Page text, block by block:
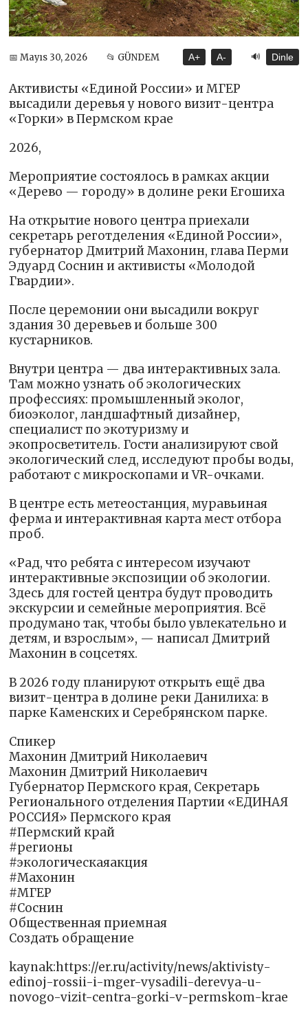
📅 Mayıs 30, 2026 📂 GÜNDEM A+ A- 🔊 Dinle
Активисты «Единой России» и МГЕР
высадили деревья у нового визит-центра
«Горки» в Пермском крае
2026,
Мероприятие состоялось в рамках акции
«Дерево — городу» в долине реки Егошиха
На открытие нового центра приехали
секретарь реготделения «Единой России»,
губернатор Дмитрий Махонин, глава Перми
Эдуард Соснин и активисты «Молодой
Гвардии».
После церемонии они высадили вокруг
здания 30 деревьев и больше 300
кустарников.
Внутри центра — два интерактивных зала.
Там можно узнать об экологических
профессиях: промышленный эколог,
биоэколог, ландшафтный дизайнер,
специалист по экотуризму и
экопросветитель. Гости анализируют свой
экологический след, исследуют пробы воды,
работают с микроскопами и VR-очками.
В центре есть метеостанция, муравьиная
ферма и интерактивная карта мест отбора
проб.
«Рад, что ребята с интересом изучают
интерактивные экспозиции об экологии.
Здесь для гостей центра будут проводить
экскурсии и семейные мероприятия. Всё
продумано так, чтобы было увлекательно и
детям, и взрослым», — написал Дмитрий
Махонин в соцсетях.
В 2026 году планируют открыть ещё два
визит-центра в долине реки Данилиха: в
парке Каменских и Серебрянском парке.
Спикер
Махонин Дмитрий Николаевич
Махонин Дмитрий Николаевич
Губернатор Пермского края, Секретарь
Регионального отделения Партии «ЕДИНАЯ
РОССИЯ» Пермского края
#Пермский край
#регионы
#экологическаяакция
#Махонин
#‎МГЕР‬
#Соснин
Общественная приемная
Создать обращение
kaynak:https://er.ru/activity/news/aktivisty-
edinoj-rossii-i-mger-vysadili-derevya-u-
novogo-vizit-centra-gorki-v-permskom-krae